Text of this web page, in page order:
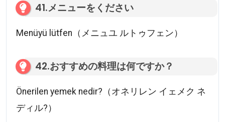
41.メニューをください
Menüyü lütfen（メニュユ ルトゥフェン）
42.おすすめの料理は何ですか？
Önerilen yemek nedir?（オネリレン イェメク ネ
ディル?）